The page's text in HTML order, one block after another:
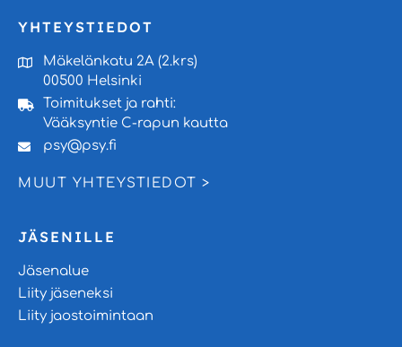
YHTEYSTIEDOT
Mäkelänkatu 2A (2.krs)
00500 Helsinki
Toimitukset ja rahti:
Vääksyntie C-rapun kautta
psy@psy.fi
MUUT YHTEYSTIEDOT >
JÄSENILLE
Jäsenalue
Liity jäseneksi
Liity jaostoimintaan